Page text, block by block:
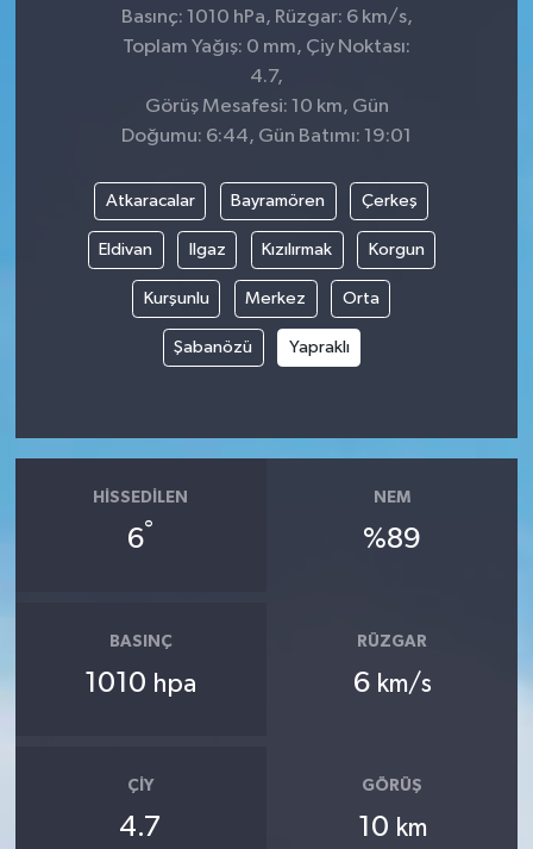
Basınç: 1010 hPa, Rüzgar: 6 km/s,
Toplam Yağış: 0 mm, Çiy Noktası:
4.7,
Görüş Mesafesi: 10 km, Gün
Doğumu: 6:44, Gün Batımı: 19:01
Atkaracalar Bayramören Çerkeş
Eldivan Ilgaz Kızılırmak Korgun
Kurşunlu Merkez Orta
Şabanözü Yapraklı
HISSEDILEN
6°
NEM
%89
BASINÇ
1010 hpa
RÜZGAR
6 km/s
ÇIY
4.7
GÖRÜŞ
10 km